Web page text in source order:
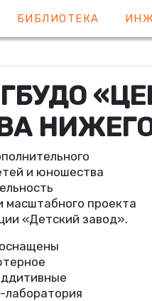
БИБЛИОТЕКА
«
и юношества
масштабного проекта
«Детский завод».
лаборатория